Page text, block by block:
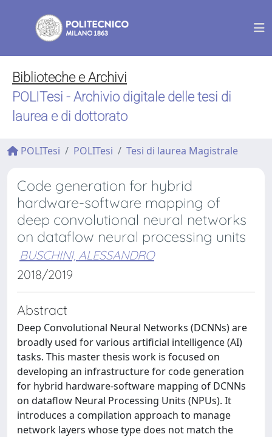
Biblioteche e Archivi
POLITesi - Archivio digitale delle tesi di
laurea e di dottorato
POLITesi POLITesi Tesi di laurea Magistrale
Code generation for hybrid
hardware-software mapping of
deep convolutional neural networks
on dataflow neural processing units
BUSCHINI, ALESSANDRO
2018/2019
Abstract
Deep Convolutional Neural Networks (DCNNs) are
broadly used for various artificial intelligence (AI)
tasks. This master thesis work is focused on
developing an infrastructure for code generation
for hybrid hardware-software mapping of DCNNs
on dataflow Neural Processing Units (NPUs). It
introduces a compilation approach to manage
network layers whose type does not match the